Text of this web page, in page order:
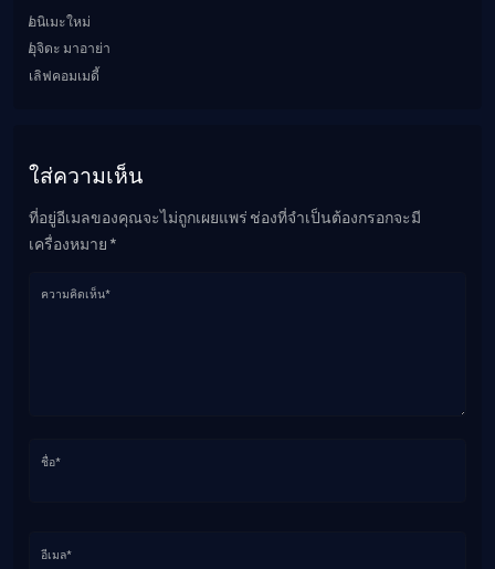
อนิเมะใหม่
อุจิดะ มาอาย่า
เลิฟคอมเมดี้
ใส่ความเห็น
ที่อยู่อีเมลของคุณจะไม่ถูกเผยแพร่ ช่องที่จำเป็นต้องกรอกจะมี
เครื่องหมาย *
ความคิดเห็น*
ชื่อ*
อีเมล*